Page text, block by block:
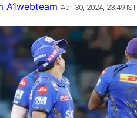
A1webteam Apr 30, 2024, 23:49 IST